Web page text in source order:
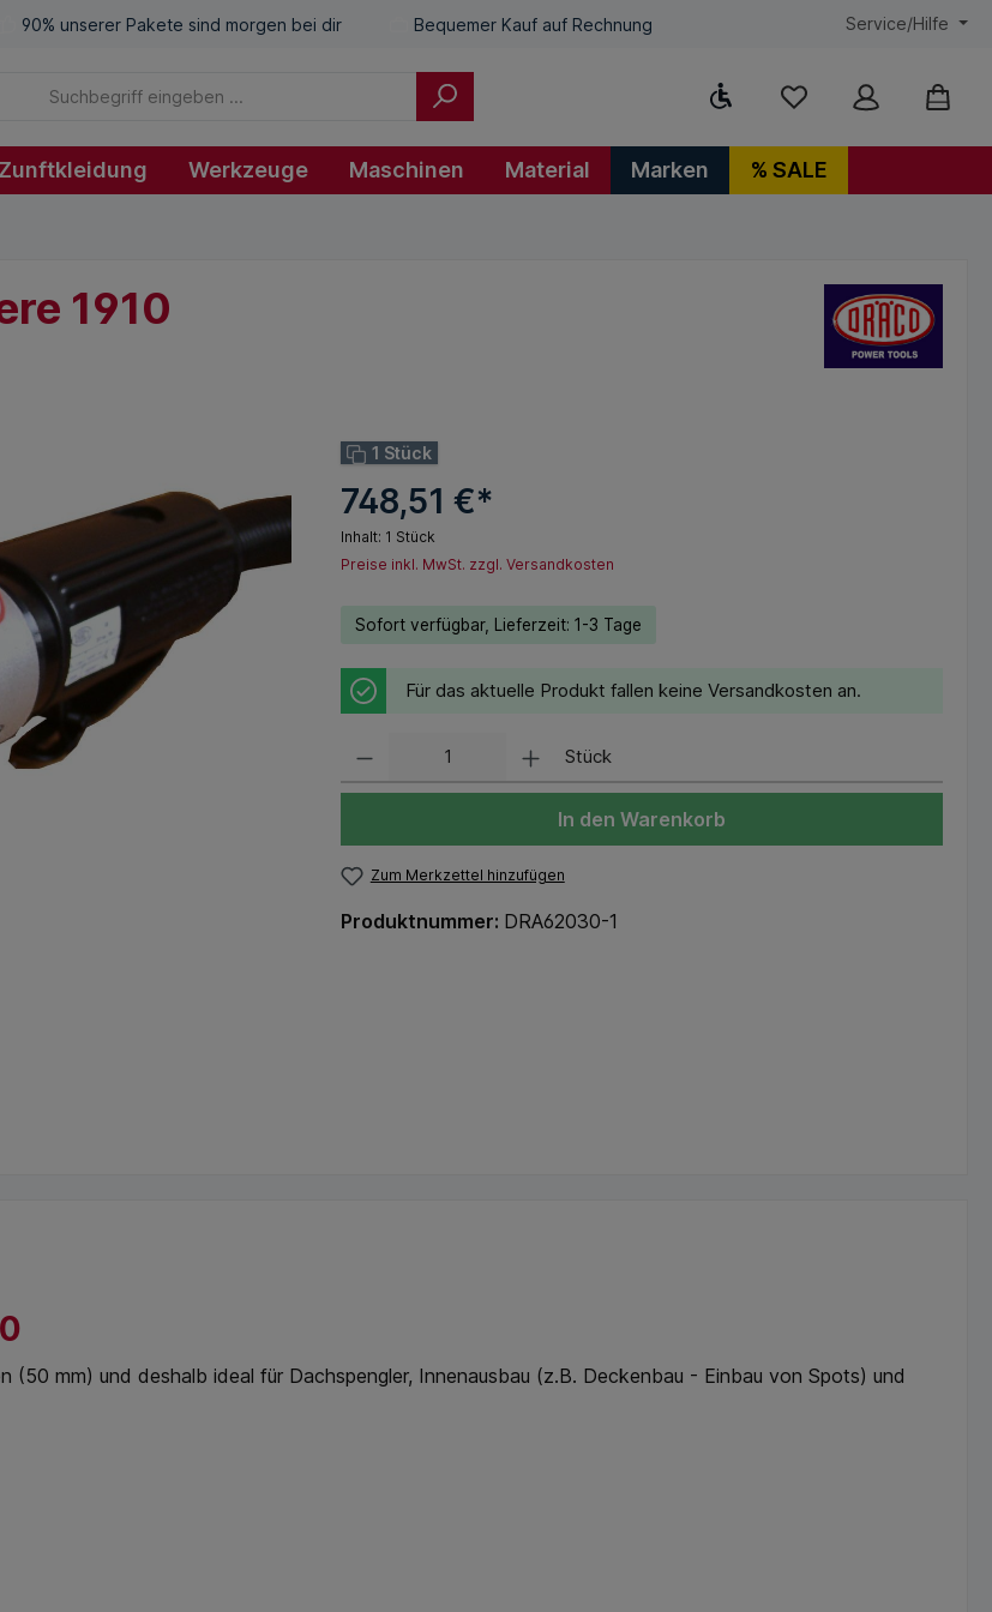
90% unserer Pakete sind morgen bei dir Bequemer Kauf auf Rechnung Service/Hilfe
Werkzeugleiste anzeigen
Zunftkleidung Werkzeuge Maschinen Material Marken % SALE
1910
1 Stück
748,51 €*
Inhalt: 1 Stück
Preise inkl. MwSt. zzgl. Versandkosten
Sofort verfügbar, Lieferzeit: 1-3 Tage
Für das aktuelle Produkt fallen keine Versandkosten an.
Stück
In den Warenkorb
Zum Merkzettel hinzufügen
Produktnummer: DRA62030-1
(50 mm) und deshalb ideal für Dachspengler, Innenausbau (z.B. Deckenbau - Einbau von Spots) und